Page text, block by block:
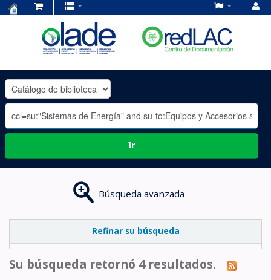
OLADE
-
Ir
Búsqueda avanzada
Refinar su búsqueda
Su búsqueda retornó 4 resultados.